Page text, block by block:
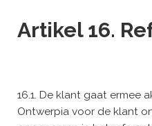
Artikel 16.
16.1. De klant gaat ermee
Ontwerpia voor de klant